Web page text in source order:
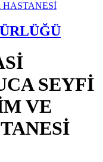
SEYFİ
VE